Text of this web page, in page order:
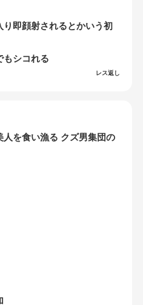
即顔射されるとかいう初
もシコれる
レス返し
人を食い漁る クズ男集団の